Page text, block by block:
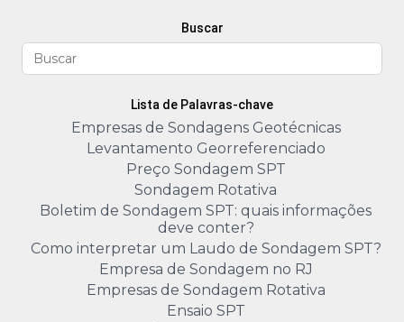
Buscar
Lista de Palavras-chave
Empresas de Sondagens Geotécnicas
Levantamento Georreferenciado
Preço Sondagem SPT
Sondagem Rotativa
Boletim de Sondagem SPT: quais informações
deve conter?
Como interpretar um Laudo de Sondagem SPT?
Empresa de Sondagem no RJ
Empresas de Sondagem Rotativa
Ensaio SPT